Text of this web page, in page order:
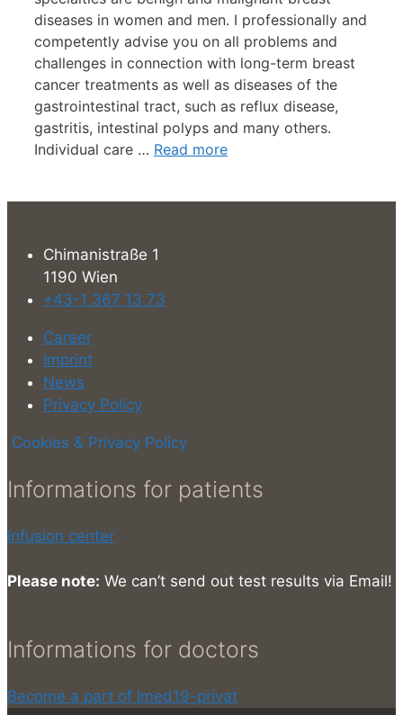
diseases in women and men. I professionally and
competently advise you on all problems and
challenges in connection with long-term breast
cancer treatments as well as diseases of the
gastrointestinal tract, such as reflux disease,
gastritis, intestinal polyps and many others.
Individual care … Read more
Chimanistraße 1
1190 Wien
+43-1 367 13 73
Career
Imprint
News
Privacy Policy
Cookies & Privacy Policy
Informations for patients
Infusion center
Please note: We can’t send out test results via Email!
Informations for doctors
Become a part of Imed19-privat